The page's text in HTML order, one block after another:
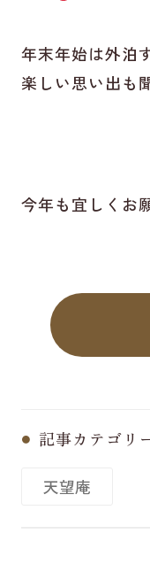
年末年始は外泊
楽しい思い出
今年も宜しくお
記事カテゴリ
天望庵